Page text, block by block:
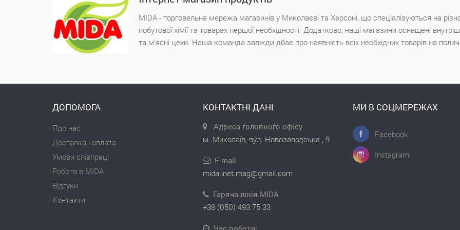
MIDA - торговельна мережа магазинів у Миколаєві та Херсоні, що спеціалізуються на
побутової хімії та товарах першої необхідності. Додатково, наші магазини оснащені
та м'ясні цехи. Наша команда завжди дбає про наявність всіх необхідних товарів на
ДОПОМОГА
Про нас
Доставка і оплата
Умови співпраці
Робота в MIDA
Відгуки
Контакти
КОНТАКТНІ ДАНІ
Адреса головного офісу
м. Миколаїв, вул. Новозаводська , 9
E-mail
mida.inet.mag@gmail.com
Гаряча лінія MIDA
+38 (050) 493 75 33
МИ В СОЦМЕРЕЖАХ
Facebook
Instagram